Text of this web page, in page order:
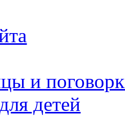
и
детей